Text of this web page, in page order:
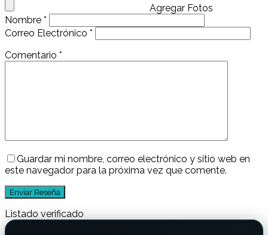
Agregar Fotos
Nombre *
Correo Electrónico *
Comentario *
Guardar mi nombre, correo electrónico y sitio web en
este navegador para la próxima vez que comente.
Listado verificado